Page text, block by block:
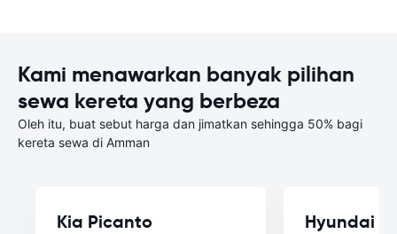
Kami menawarkan banyak pilihan
sewa kereta yang berbeza
Oleh itu, buat sebut harga dan jimatkan sehingga 50% bagi
kereta sewa di Amman
Kia Picanto Hyundai